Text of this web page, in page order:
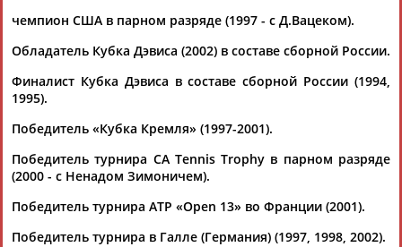
АБДРАХМАНОВАБДРАХМАНОВААБДУВАЛИЕВ
АБДУЛАЕВ
чемпион США в парном разряде (1997 - с Д.Вацеком).
Обладатель Кубка Дэвиса (2002) в составе сборной России.
Финалист Кубка Дэвиса в составе сборной России (1994,
1995).
Победитель «Кубка Кремля» (1997-2001).
Победитель турнира СА Tennis Trophy в парном разряде
(2000 - с Ненадом Зимоничем).
Победитель турнира ATP «Open 13» во Франции (2001).
Победитель турнира в Галле (Германия) (1997, 1998, 2002).